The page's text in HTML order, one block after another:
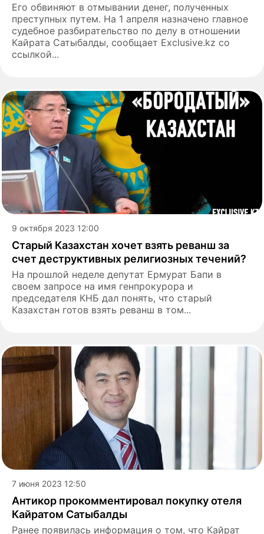
Его обвиняют в отмывании денег, полученных
преступных путем. На 1 апреля назначено главное
судебное разбирательство по делу в отношении
Кайрата Сатыбалды, сообщает Exclusive.kz cо
ссылкой...
9 октября 2023 12:00
Старый Казахстан хочет взять реванш за
счет деструктивных религиозных течений?
На прошлой неделе депутат Ермурат Бапи в
своем запросе на имя генпрокурора и
председателя КНБ дал понять, что старый
Казахстан готов взять реванш в том...
7 июня 2023 12:50
Антикор прокомментировал покупку отеля
Кайратом Сатыбалды
Ранее появилась информация о том, что Кайрат